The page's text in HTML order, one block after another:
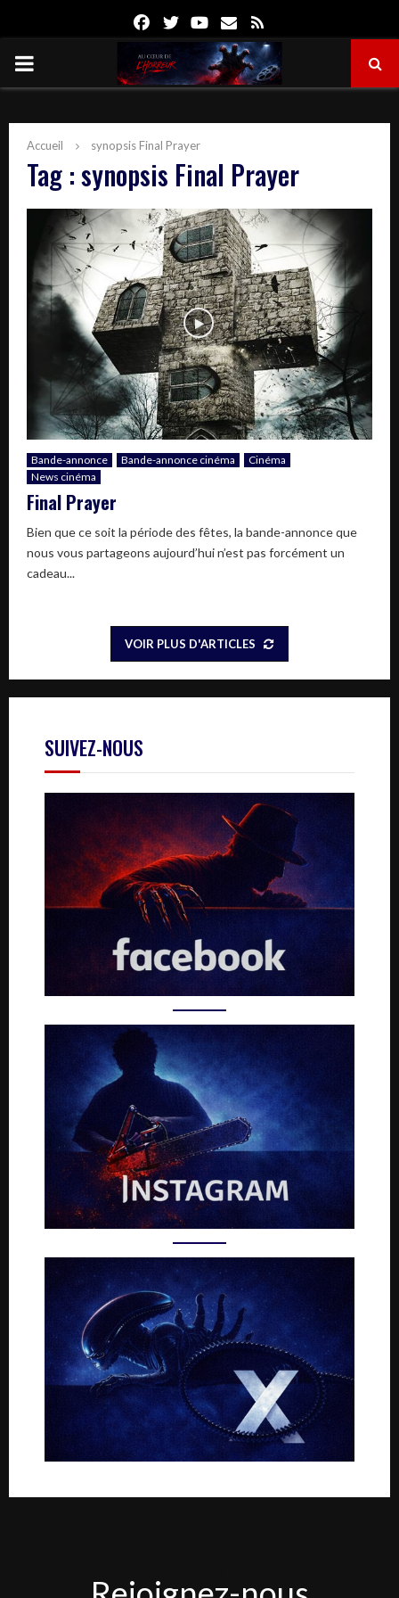
FacebookTwitterYoutube
Email
PRIMARY
Accueil synopsis Final Prayer
Tag : synopsis Final Prayer
Bande-annonce Bande-annonce cinéma
Cinéma
News cinéma
Final Prayer
Bien que ce soit la période des fêtes, la bande-annonce que
nous vous partageons aujourd’hui n’est pas forcément un
cadeau...
VOIR PLUS D'ARTICLES
SUIVEZ-NOUS